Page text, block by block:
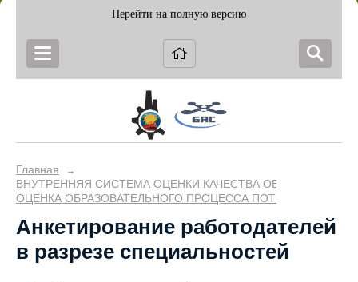
Перейти на полную версию
Главная →
ВНУТРЕННЯЯ СИСТЕМА ОЦЕНКИ КАЧЕСТВА ОБРАЗОВАНИЯ
ОЦЕНКА ОБРАЗОВАТЕЛЬНОГО ПРОЦЕССА ПОТРЕБИТЕЛЯМИ
Анкетирование работодателей
в разрезе специальностей